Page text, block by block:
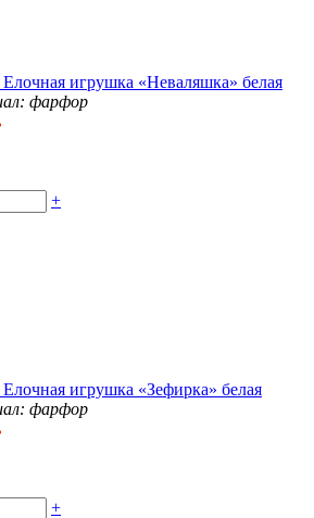
Елочная игрушка «Неваляшка» белая
фарфор
+
Елочная игрушка «Зефирка» белая
фарфор
+